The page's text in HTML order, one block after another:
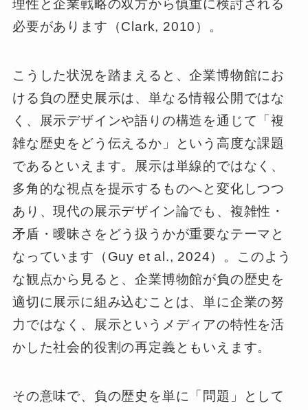
理性と企業戦略の双方から慎重に検討される
必要があります（Clark, 2010）。
こうした状況を踏まえると、企業博物館にお
ける負の歴史展示は、単なる情報公開ではな
く、展示デザインや語りの構造を通じて「複
雑な歴史をどう伝えるか」という高度な課題
であるといえます。展示は単線的ではなく、
多角的な視点を提示するものへと変化しつつ
あり、現代の展示デザイン論でも、複雑性・
矛盾・曖昧さをどう扱うかが重要なテーマと
なっています（Guy et al., 2024）。このよう
な観点から見ると、企業博物館が負の歴史を
適切に展示に組み込むことは、単に企業の努
力ではなく、展示というメディアの特性を活
かした社会的役割の再定義ともいえます。
その意味で、負の歴史を単に「問題」として